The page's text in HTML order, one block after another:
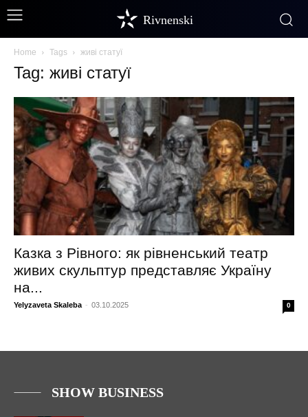
Rivnenski
Home Tags живі статуї
Tag: живі статуї
Казка з Рівного: як рівненський театр
живих скульптур представляє Україну
на...
Yelyzaveta Skaleba - 03.10.2025 0
SHOW BUSINESS